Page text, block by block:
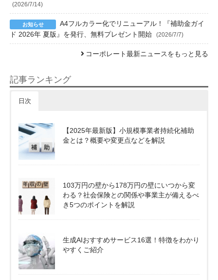
(2026/7/14)
A4フルカラー化でリニューアル！『補助金ガイ
ド 2026年 夏版』を発行、無料プレゼント開始
(2026/7/7)
コーポレート最新ニュースをもっと見る
記事ランキング
日次
【2025年最新版】小規模事業者持続化補助
金とは？概要や変更点などを解説
103万円の壁から178万円の壁にいつから変
わる？社会保険との関係や事業主が備えるべ
き5つのポイントを解説
生成AIおすすめサービス16選！特徴をわかり
やすくご紹介